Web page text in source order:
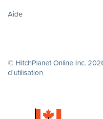
Aide
© HitchPlanet Online Inc.
d'utilisation